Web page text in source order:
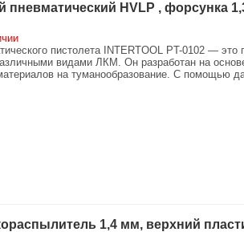
пневматический HVLP , форсунка
пистолета INTERTOOL PT-0102 —
видами ЛКМ. Он разработан на
на туманообразование. С помощью
1,4 мм, верхний